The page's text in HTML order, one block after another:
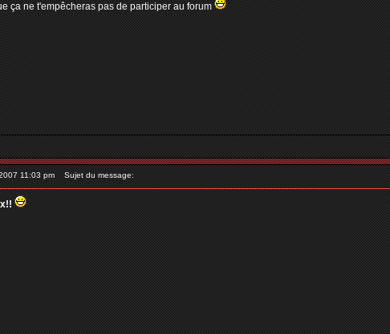
ça ne t'empêcheras pas de participer au forum
11:03 pm Sujet du message: